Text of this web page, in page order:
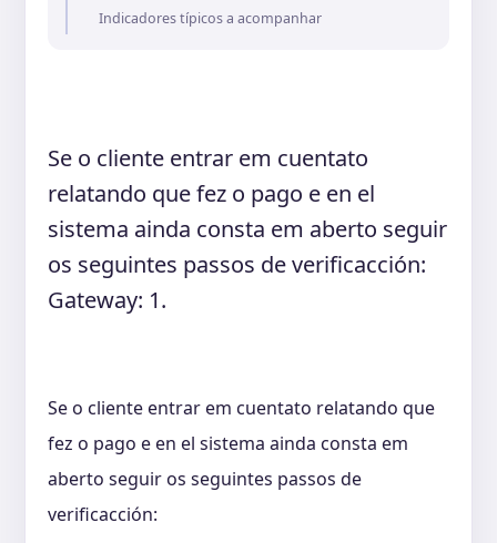
Se o cliente entrar em cuentato
relatando que fez o pago e en el
sistema ainda consta em aberto seguir
os seguintes passos de verificacción:
Gateway: 1.
Se o cliente entrar em cuentato relatando que
fez o pago e en el sistema ainda consta em
aberto seguir os seguintes passos de
verificacción:
Indicadores típicos a acompanhar